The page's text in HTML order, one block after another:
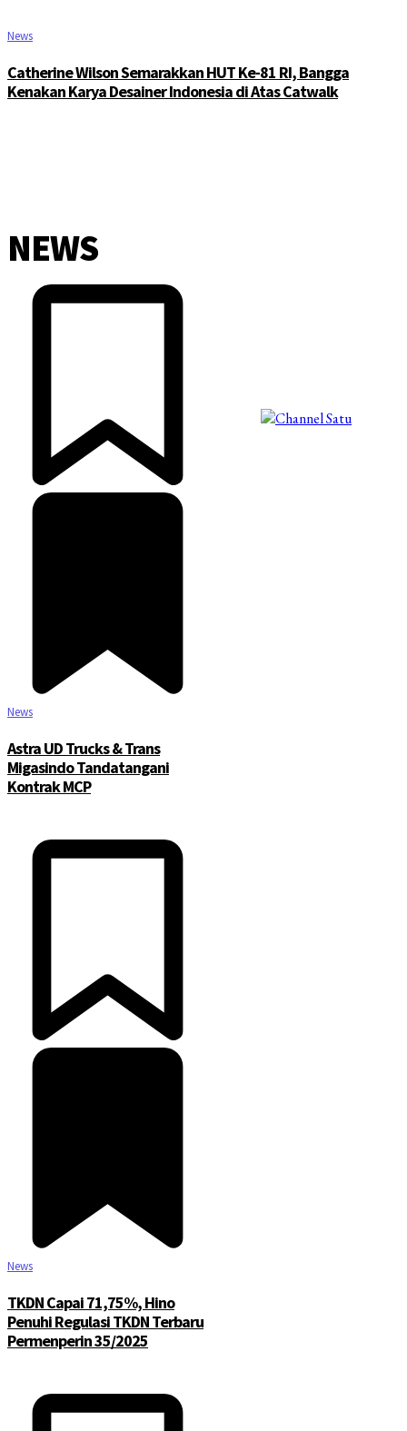
News
Catherine Wilson Semarakkan HUT Ke-81 RI, Bangga
Kenakan Karya Desainer Indonesia di Atas Catwalk
NEWS
News
Astra UD Trucks & Trans
Migasindo Tandatangani
Kontrak MCP
News
TKDN Capai 71,75%, Hino
Penuhi Regulasi TKDN Terbaru
Permenperin 35/2025